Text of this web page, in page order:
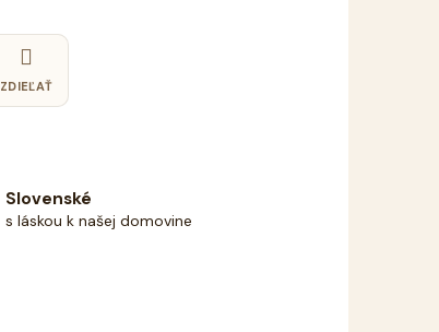
ZDIEĽAŤ
Slovenské
s láskou k našej domovine